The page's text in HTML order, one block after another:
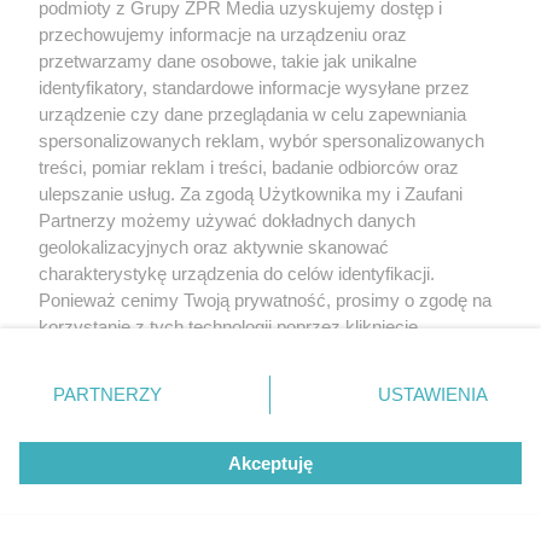
podjęła uchwałę o budowie I linii. Opracowano
projekt trasy o długości 23 km, z 23 stacjami,
oznaczonymi symbolami od A-1 (Kabaty) do A-23
(Huta Warszawa).
1983– 15 lutego powołano Generalną Dyrekcję
Budowy Metra z siedzibą przy ul.
Marszałkowskiej 77/79. Powstała koncepcja
architektoniczno-plastyczna I linii metra
wykonana przez zespół autorski: Jasna
Strzałkowska-Ryszka, Jerzy Blancard, Lech
Kłosiewicz, Andrzej Pańkowski oraz projekt
systemu otwartego informacji wizualnej,
autorstwa artystów Jerzego Bojara i Romana
podmioty z Grupy ZPR Media uzyskujemy dostęp i
przechowujemy informacje na urządzeniu oraz
przetwarzamy dane osobowe, takie jak unikalne
identyfikatory, standardowe informacje wysyłane przez
urządzenie czy dane przeglądania w celu zapewniania
spersonalizowanych reklam, wybór spersonalizowanych
treści, pomiar reklam i treści, badanie odbiorców oraz
ulepszanie usług. Za zgodą Użytkownika my i Zaufani
Partnerzy możemy używać dokładnych danych
geolokalizacyjnych oraz aktywnie skanować
charakterystykę urządzenia do celów identyfikacji.
Ponieważ cenimy Twoją prywatność, prosimy o zgodę na
korzystanie z tych technologii poprzez kliknięcie
zmienić/wycofać klikając przycisk ustawień prywatności
znajdujący się w lewym dolnym rogu strony
rodzaje przetwarzania danych nie wymagają zgody
użytkownika, ale masz prawo sprzeciwić się takiemu
przetwarzaniu. Preferencje będą miały zastosowanie tylko
PARTNERZY USTAWIENIA
Akceptuję